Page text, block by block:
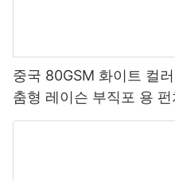
중국 80GSM 화이트 컬
춤형 레이슨 부직포 용 펀